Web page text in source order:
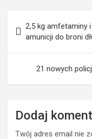
wpisu
2,5 kg amfetaminy
amunicji do broni
21 nowych
Dodaj
Twój adres email nie